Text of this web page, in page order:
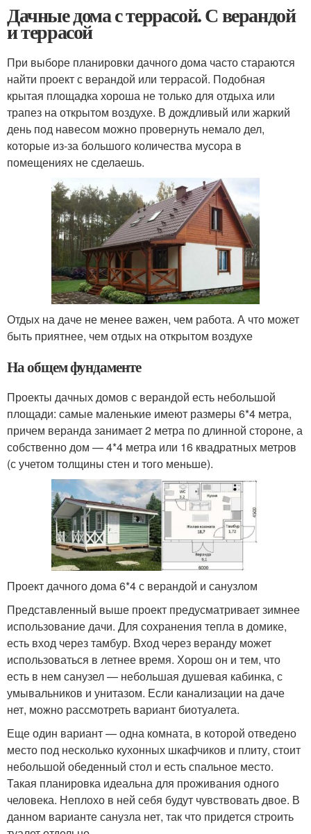
Дачные дома с террасой. С верандой
и террасой
При выборе планировки дачного дома часто стараются
найти проект с верандой или террасой. Подобная
крытая площадка хороша не только для отдыха или
трапез на открытом воздухе. В дождливый или жаркий
день под навесом можно провернуть немало дел,
которые из-за большого количества мусора в
помещениях не сделаешь.
Отдых на даче не менее важен, чем работа. А что может
быть приятнее, чем отдых на открытом воздухе
На общем фундаменте
Проекты дачных домов с верандой есть небольшой
площади: самые маленькие имеют размеры 6*4 метра,
причем веранда занимает 2 метра по длинной стороне, а
собственно дом — 4*4 метра или 16 квадратных метров
(с учетом толщины стен и того меньше).
Проект дачного дома 6*4 с верандой и санузлом
Представленный выше проект предусматривает зимнее
использование дачи. Для сохранения тепла в домике,
есть вход через тамбур. Вход через веранду может
использоваться в летнее время. Хорош он и тем, что
есть в нем санузел — небольшая душевая кабинка, с
умывальников и унитазом. Если канализации на даче
нет, можно рассмотреть вариант биотуалета.
Еще один вариант — одна комната, в которой отведено
место под несколько кухонных шкафчиков и плиту, стоит
небольшой обеденный стол и есть спальное место.
Такая планировка идеальна для проживания одного
человека. Неплохо в ней себя будут чувствовать двое. В
данном варианте санузла нет, так что придется строить